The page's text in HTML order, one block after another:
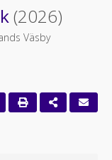
(2026)
Väsby